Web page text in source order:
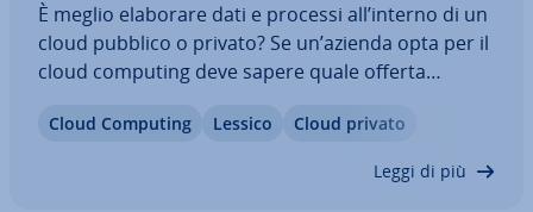
È meglio elaborare dati e processi all’interno di un
cloud pubblico o privato? Se un’azienda opta per il
cloud computing deve sapere quale offerta
alla per­so­na­liz­za­zio­ne dell’offerta, con il private
Cloud Computing Lessico Cloud privato
Leggi di più